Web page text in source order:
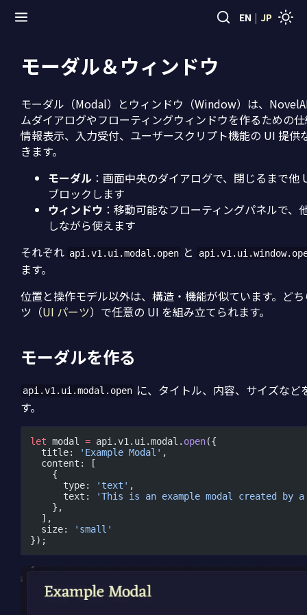
EN | JP
モーダル＆ウィンドウ
モーダル（Modal）とウィンドウ（Window）は、
ムダイアログやフローティングウィンドウを作るための
情報表示、入力受付、ユーザースクリプト機能の UI 提供
きます。
モーダル ：画面中央のダイアログで、閉じるまで他
ブロックします
ウィンドウ ：移動可能なフローティングパネルで、
しながら使えます
それぞれ api.v1.ui.modal.open と
ます。
位置と操作モデル以外は、構造・機能が似ています。ど
ツ（UI パーツ）で任意の UI を組み立てられます。
モーダルを作る
api.v1.ui.modal.open に、タイトル、内容、サイズなど
す。
let modal = api.v1.ui.modal. open({
  title:
'Example Modal' ,
  content: [
    {
      type:
'text' ,
      text:
'This is an example modal created by
    },
  ],
  size:
'small'
});